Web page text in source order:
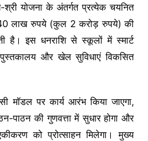
श्री योजना के अंतर्गत प्रत्येक चयनित
40 लाख रुपये (कुल 2 करोड़ रुपये) की
है। इस धनराशि से स्कूलों में स्मार्ट
पुस्तकालय और खेल सुविधाएं विकसित
मॉडल पर कार्य आरंभ किया जाएगा,
पाठन की गुणवत्ता में सुधार होगा और
को प्रोत्साहन मिलेगा। मुख्य